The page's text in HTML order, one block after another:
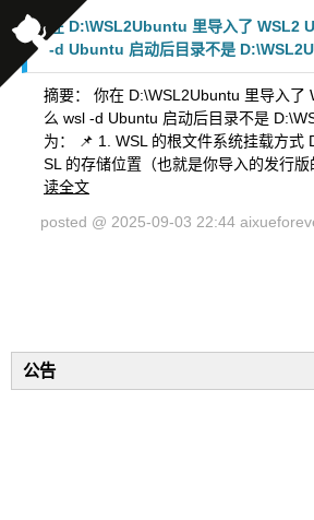
在 D:\WSL2Ubuntu 里导入了 WSL2
-d Ubuntu 启动后目录不是
摘要： 你在 D:\WSL2Ubuntu 里导入了
么 wsl -d Ubuntu 启动后目录不是
为： 📌 1. WSL 的根文件系统挂载方式
SL 的存储位置（也就是你导入的发行版
读全文
posted @ 2025-09-03 22:44
公告